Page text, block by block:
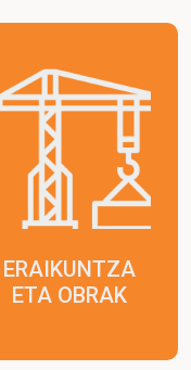
ERAIKUNTZA
ETA OBRAK